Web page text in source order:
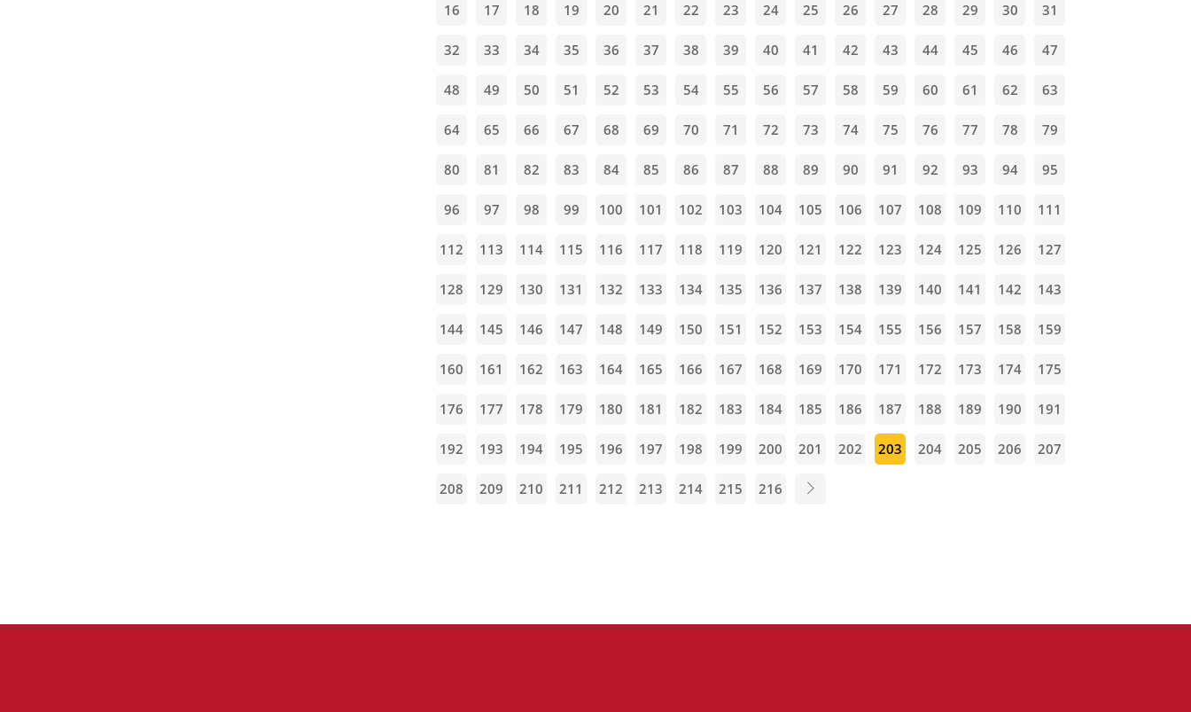
16 17 18 19 20 21 22 23 24 25 26 27 28 29 30 31
32 33 34 35 36 37 38 39 40 41 42 43 44 45 46 47
48 49 50 51 52 53 54 55 56 57 58 59 60 61 62 63
64 65 66 67 68 69 70 71 72 73 74 75 76 77 78 79
80 81 82 83 84 85 86 87 88 89 90 91 92 93 94 95
96 97 98 99 100 101 102 103 104 105 106 107 108 109 110 111
112 113 114 115 116 117 118 119 120 121 122 123 124 125 126 127
128 129 130 131 132 133 134 135 136 137 138 139 140 141 142 143
144 145 146 147 148 149 150 151 152 153 154 155 156 157 158 159
160 161 162 163 164 165 166 167 168 169 170 171 172 173 174 175
176 177 178 179 180 181 182 183 184 185 186 187 188 189 190 191
192 193 194 195 196 197 198 199 200 201 202 203 204 205 206 207
208 209 210 211 212 213 214 215 216